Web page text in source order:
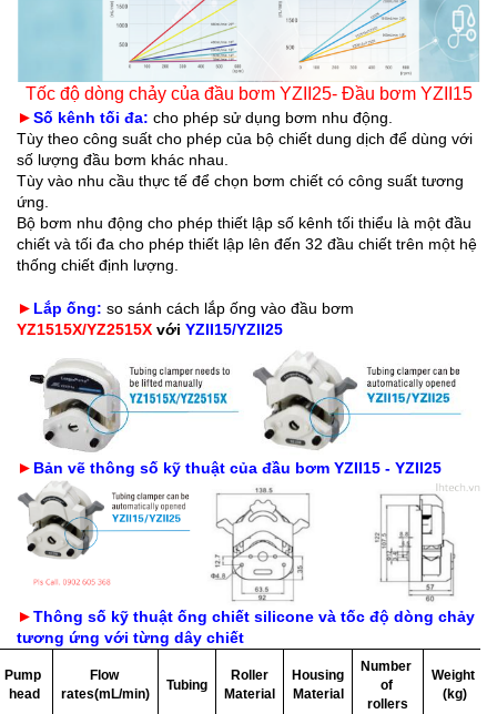
Tốc độ dòng chảy của đầu bơm YZII25- Đầu bơm YZII15
►Số kênh tối đa: cho phép sử dụng bơm nhu động.
Tùy theo công suất cho phép của bộ chiết dung dịch để dùng với
số lượng đầu bơm khác nhau.
Tùy vào nhu cầu thực tế để chọn bơm chiết có công suất tương
ứng.
Bộ bơm nhu động cho phép thiết lập số kênh tối thiểu là một đầu
chiết và tối đa cho phép thiết lập lên đến 32 đầu chiết trên một hệ
thống chiết định lượng.
► Lắp ống: so sánh cách lắp ống vào đầu bơm
YZ1515X/YZ2515X với YZII15/YZII25
► Bản vẽ thông số kỹ thuật của đầu bơm YZII15 - YZII25
►Thông số kỹ thuật ống chiết silicone và tốc độ dòng chảy
tương ứng với từng dây chiết
Pump
head
Flow
rates(mL/min)
Tubing
Roller
Material
Housing
Material
Number
of
rollers
Weight
(kg)